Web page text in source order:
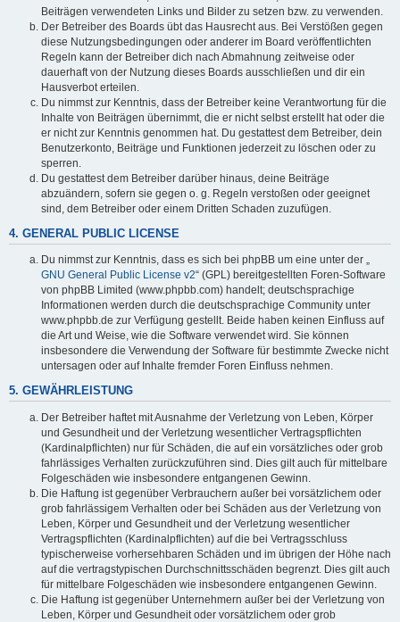
Beiträgen verwendeten Links und Bilder zu setzen bzw. zu verwenden.
Der Betreiber des Boards übt das Hausrecht aus. Bei Verstößen gegen
diese Nutzungsbedingungen oder anderer im Board veröffentlichten
Regeln kann der Betreiber dich nach Abmahnung zeitweise oder
dauerhaft von der Nutzung dieses Boards ausschließen und dir ein
Hausverbot erteilen.
Du nimmst zur Kenntnis, dass der Betreiber keine Verantwortung für die
Inhalte von Beiträgen übernimmt, die er nicht selbst erstellt hat oder die
er nicht zur Kenntnis genommen hat. Du gestattest dem Betreiber, dein
Benutzerkonto, Beiträge und Funktionen jederzeit zu löschen oder zu
sperren.
Du gestattest dem Betreiber darüber hinaus, deine Beiträge
abzuändern, sofern sie gegen o. g. Regeln verstoßen oder geeignet
sind, dem Betreiber oder einem Dritten Schaden zuzufügen.
4. GENERAL PUBLIC LICENSE
Du nimmst zur Kenntnis, dass es sich bei phpBB um eine unter der „
GNU General Public License v2“ (GPL) bereitgestellten Foren-Software
von phpBB Limited (www.phpbb.com) handelt; deutschsprachige
Informationen werden durch die deutschsprachige Community unter
www.phpbb.de zur Verfügung gestellt. Beide haben keinen Einfluss auf
die Art und Weise, wie die Software verwendet wird. Sie können
insbesondere die Verwendung der Software für bestimmte Zwecke nicht
untersagen oder auf Inhalte fremder Foren Einfluss nehmen.
5. GEWÄHRLEISTUNG
Der Betreiber haftet mit Ausnahme der Verletzung von Leben, Körper
und Gesundheit und der Verletzung wesentlicher Vertragspflichten
(Kardinalpflichten) nur für Schäden, die auf ein vorsätzliches oder grob
fahrlässiges Verhalten zurückzuführen sind. Dies gilt auch für mittelbare
Folgeschäden wie insbesondere entgangenen Gewinn.
Die Haftung ist gegenüber Verbrauchern außer bei vorsätzlichem oder
grob fahrlässigem Verhalten oder bei Schäden aus der Verletzung von
Leben, Körper und Gesundheit und der Verletzung wesentlicher
Vertragspflichten (Kardinalpflichten) auf die bei Vertragsschluss
typischerweise vorhersehbaren Schäden und im übrigen der Höhe nach
auf die vertragstypischen Durchschnittsschäden begrenzt. Dies gilt auch
für mittelbare Folgeschäden wie insbesondere entgangenen Gewinn.
Die Haftung ist gegenüber Unternehmern außer bei der Verletzung von
Leben, Körper und Gesundheit oder vorsätzlichem oder grob